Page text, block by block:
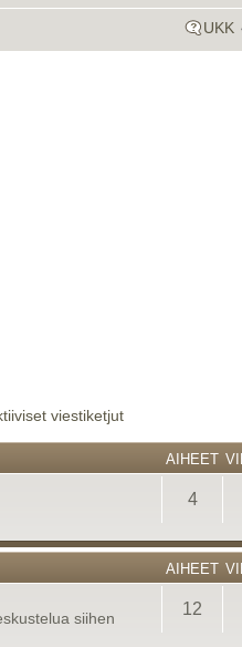
UKK
viestiketjut
AIHEET
4
AIHEET
siihen
12